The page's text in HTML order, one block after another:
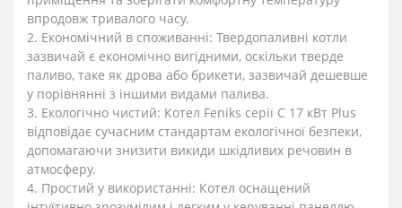
впродовж тривалого часу.
2. Економічний в споживанні: Твердопаливні котли
зазвичай є економічно вигідними, оскільки тверде
паливо, таке як дрова або брикети, зазвичай дешевше
у порівнянні з іншими видами палива.
3. Екологічно чистий: Котел Feniks серії C 17 кВт Plus
відповідає сучасним стандартам екологічної безпеки,
допомагаючи знизити викиди шкідливих речовин в
атмосферу.
4. Простий у використанні: Котел оснащений